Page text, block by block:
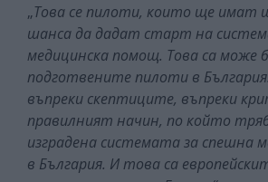
„Това се пилоти, които ще имат
шанса да дадат старт на
медицинска помощ. Това са може
подготвените пилоти в
въпреки скептиците, въпреки
правилният начин, по който
изградена системата за спешна
в България. И това са